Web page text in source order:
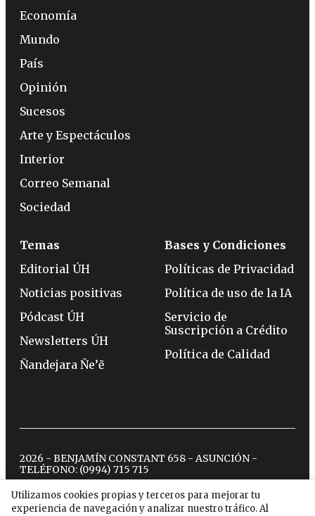
Utilizamos cookies propias y terceros para mejorar tu
experiencia de navegación y analizar nuestro tráfico. Al
Economía
Mundo
País
Opinión
Sucesos
Arte y Espectáculos
Interior
Correo Semanal
Sociedad
Temas
Editorial ÚH
Noticias positivas
Pódcast ÚH
Newsletters ÚH
Ñandejara Ñe’ẽ
Bases y Condiciones
Políticas de Privacidad
Política de uso de la IA
Servicio de
Suscripción a Crédito
Política de Calidad
2026 - BENJAMÍN CONSTANT 658 - ASUNCIÓN -
TELÉFONO: (0994) 715 715